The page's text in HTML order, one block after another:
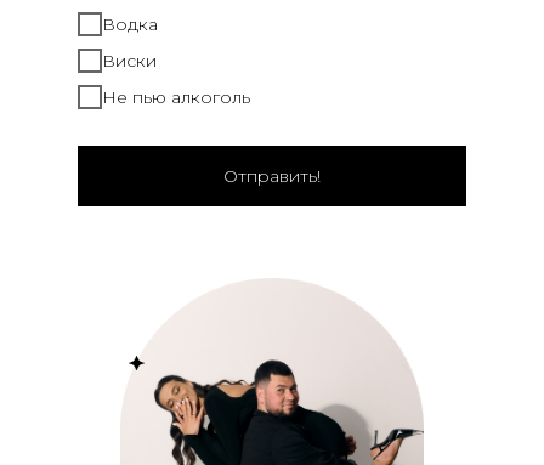
Водка
Виски
Не пью алкоголь
Отправить!